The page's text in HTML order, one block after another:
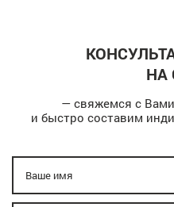
НА
— свяжемся с
и быстро составим